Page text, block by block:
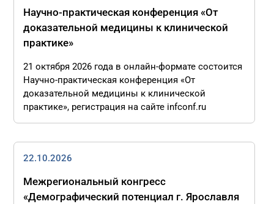
Научно-практическая конференция «От
доказательной медицины к клинической
практике»
21 октября 2026 года в онлайн-формате состоится
Научно-практическая конференция «От
доказательной медицины к клинической
практике», регистрация на сайте infconf.ru
22.10.2026
Межрегиональный конгресс
«Демографический потенциал г. Ярославля